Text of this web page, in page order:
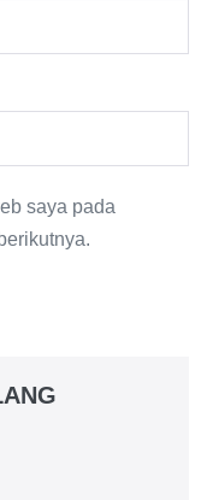
saya pada